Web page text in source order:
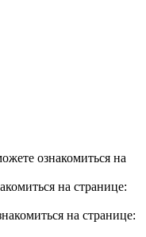
ознакомиться на
на странице:
на странице: